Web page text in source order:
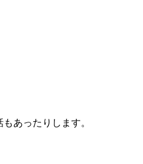
あったりします。